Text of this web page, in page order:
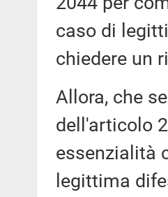
caso di
chiedere un
Allora, che
dell'articolo
essenzialità
legittima